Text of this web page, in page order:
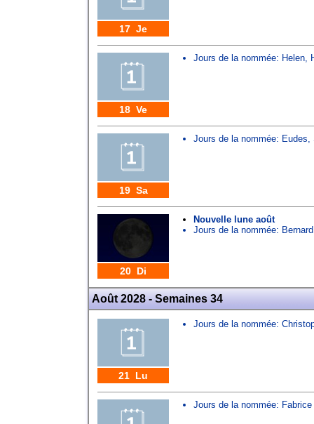
17 Je
18 Ve
Jours de la nommée: Helen,
19 Sa
Jours de la nommée: Eudes,
20 Di
Nouvelle lune août
Jours de la nommée: Bernard
Août 2028 - Semaines 34
21 Lu
Jours de la nommée:
Jours de la nommée: Fabrice